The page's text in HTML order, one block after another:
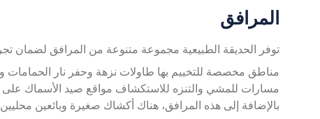
المرافق
توفر الحديقة الطبيعية مجموعة متنوعة من المرافق لضمان
مناطق مخصصة للتخييم بها طاولات نزهة وحفر نار الحمامات
مسارات للمشي والتنزه للاستكشاف مواقع صيد الأسماك
بالإضافة إلى هذه المرافق، هناك أكشاك صغيرة وبائعين